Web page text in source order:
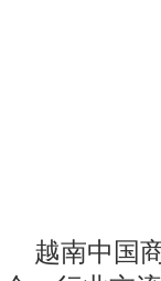
越南中国